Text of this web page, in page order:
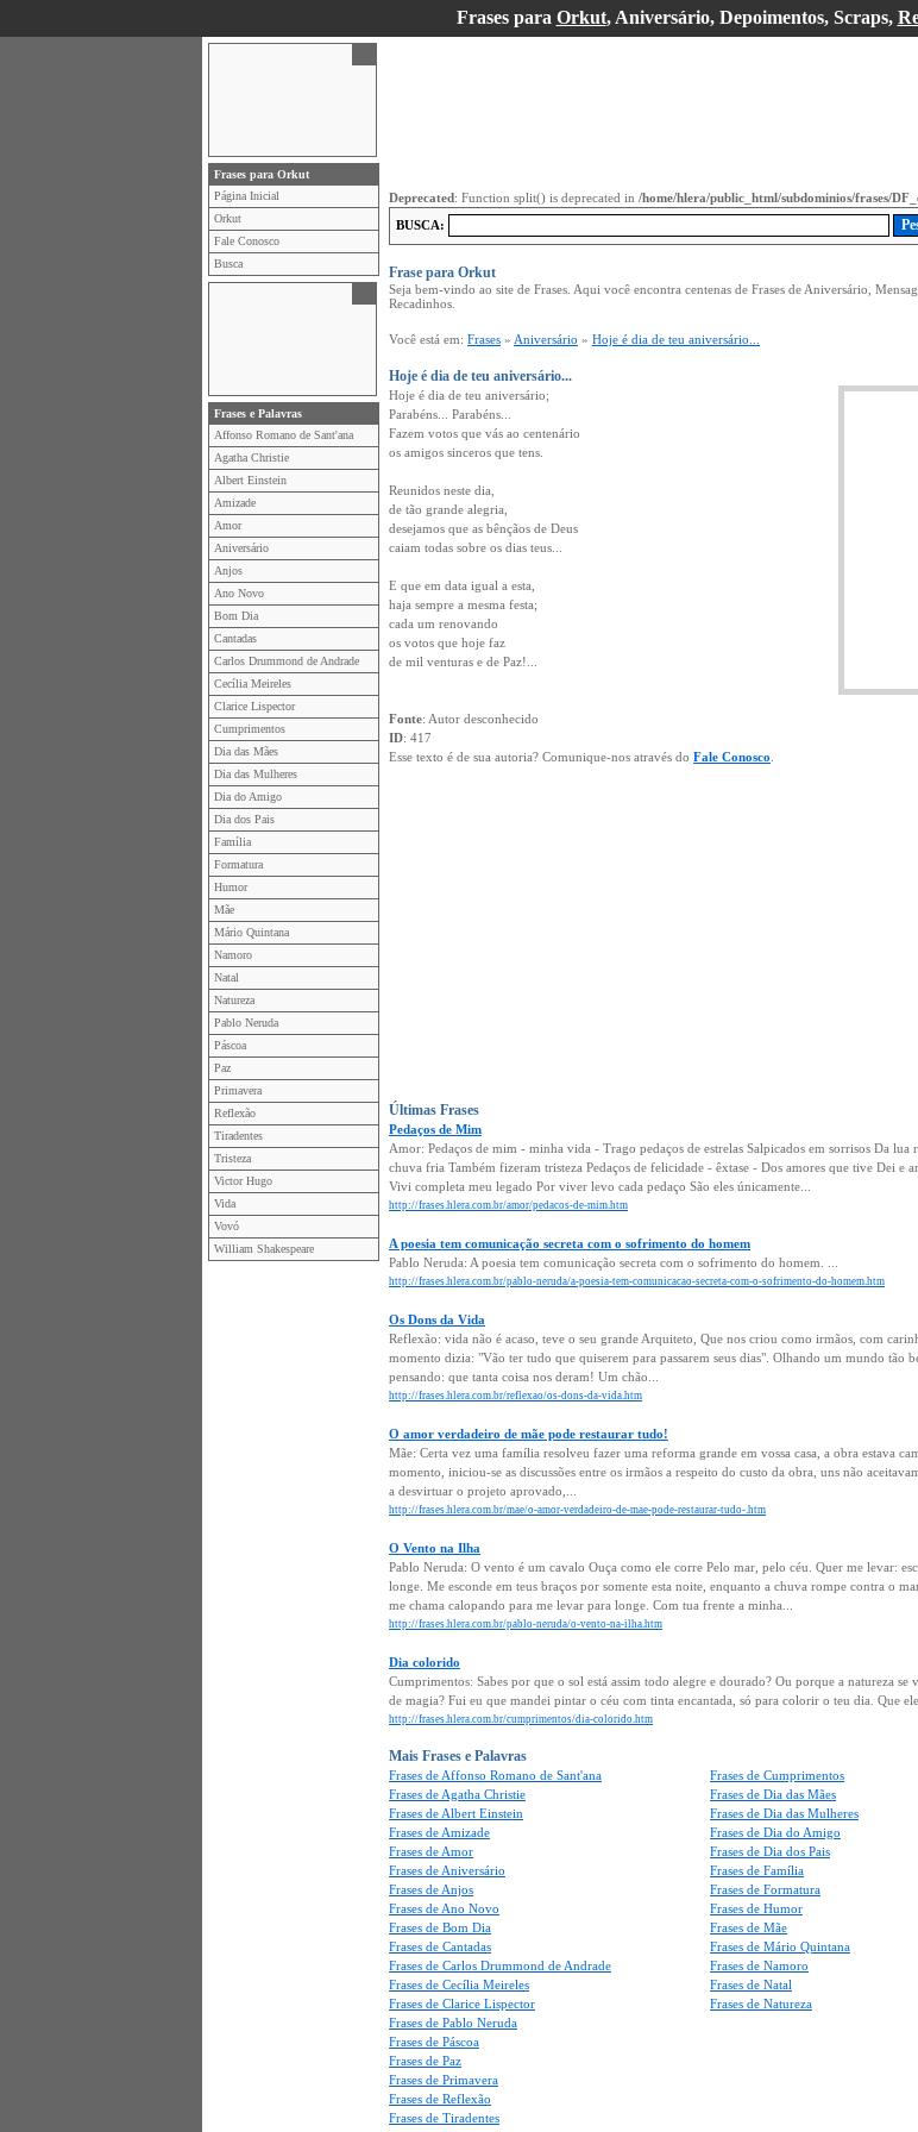
Frases para Orkut, Aniversário, Depoimentos, Scraps,
Frases para Orkut
Página Inicial
Orkut
Fale Conosco
Busca
Frases e Palavras
Affonso Romano de Sant'ana
Agatha Christie
Albert Einstein
Amizade
Amor
Aniversário
Anjos
Ano Novo
Bom Dia
Cantadas
Carlos Drummond de Andrade
Cecília Meireles
Clarice Lispector
Cumprimentos
Dia das Mães
Dia das Mulheres
Dia do Amigo
Dia dos Pais
Família
Formatura
Humor
Mãe
Mário Quintana
Namoro
Natal
Natureza
Pablo Neruda
Páscoa
Paz
Primavera
Reflexão
Tiradentes
Tristeza
Victor Hugo
Vida
Vovó
William Shakespeare
Deprecated: Function split() is deprecated in /home/hlera/public_html/subdominios/frases/
BUSCA:
Frase para Orkut
Seja bem-vindo ao site de Frases. Aqui você encontra centenas de Frases de Aniversário,
Recadinhos.
Você está em: Frases » Aniversário » Hoje é dia de teu aniversário...
Hoje é dia de teu aniversário...
Hoje é dia de teu aniversário;
Parabéns... Parabéns...
Fazem votos que vás ao centenário
os amigos sinceros que tens.
Reunidos neste dia,
de tão grande alegria,
desejamos que as bênçãos de Deus
caiam todas sobre os dias teus...
E que em data igual a esta,
haja sempre a mesma festa;
cada um renovando
os votos que hoje faz
de mil venturas e de Paz!...
Fonte: Autor desconhecido
ID: 417
Esse texto é de sua autoria? Comunique-nos através do Fale Conosco
Últimas Frases
Pedaços de Mim
Amor: Pedaços de mim - minha vida - Trago pedaços de estrelas Salpicados em sorrisos Da
chuva fria Também fizeram tristeza Pedaços de felicidade - êxtase - Dos amores que tive Dei e
Vivi completa meu legado Por viver levo cada pedaço São eles únicamente...
http://frases.hlera.com.br/amor/pedacos-de-mim.htm
A poesia tem comunicação secreta com o sofrimento do homem
Pablo Neruda: A poesia tem comunicação secreta com o sofrimento do homem. ...
http://frases.hlera.com.br/pablo-neruda/a-poesia-tem-comunicacao-secreta-com-o-sofrimento-do-homem.htm
Os Dons da Vida
Reflexão: vida não é acaso, teve o seu grande Arquiteto, Que nos criou como irmãos, com
momento dizia: "Vão ter tudo que quiserem para passarem seus dias". Olhando um mundo tão
pensando: que tanta coisa nos deram! Um chão...
http://frases.hlera.com.br/reflexao/os-dons-da-vida.htm
O amor verdadeiro de mãe pode restaurar tudo!
Mãe: Certa vez uma família resolveu fazer uma reforma grande em vossa casa, a obra estava
momento, iniciou-se as discussões entre os irmãos a respeito do custo da obra, uns não
a desvirtuar o projeto aprovado,...
http://frases.hlera.com.br/mae/o-amor-verdadeiro-de-mae-pode-restaurar-tudo-.htm
O Vento na Ilha
Pablo Neruda: O vento é um cavalo Ouça como ele corre Pelo mar, pelo céu. Quer me levar:
longe. Me esconde em teus braços por somente esta noite, enquanto a chuva rompe contra o
me chama calopando para me levar para longe. Com tua frente a minha...
http://frases.hlera.com.br/pablo-neruda/o-vento-na-ilha.htm
Dia colorido
Cumprimentos: Sabes por que o sol está assim todo alegre e dourado? Ou porque a natureza
de magia? Fui eu que mandei pintar o céu com tinta encantada, só para colorir o teu dia. Que
http://frases.hlera.com.br/cumprimentos/dia-colorido.htm
Mais Frases e Palavras
Frases de Affonso Romano de Sant'ana
Frases de Agatha Christie
Frases de Albert Einstein
Frases de Amizade
Frases de Amor
Frases de Aniversário
Frases de Anjos
Frases de Ano Novo
Frases de Bom Dia
Frases de Cantadas
Frases de Carlos Drummond de Andrade
Frases de Cecília Meireles
Frases de Clarice Lispector
Frases de Cumprimentos
Frases de Dia das Mães
Frases de Dia das Mulheres
Frases de Dia do Amigo
Frases de Dia dos Pais
Frases de Família
Frases de Formatura
Frases de Humor
Frases de Mãe
Frases de Mário Quintana
Frases de Namoro
Frases de Natal
Frases de Natureza
Frases de Pablo Neruda
Frases de Páscoa
Frases de Paz
Frases de Primavera
Frases de Reflexão
Frases de Tiradentes